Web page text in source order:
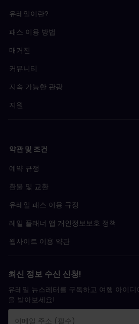
유레일이란?
패스 이용 방법
매거진
커뮤니티
지속 가능한 관광
지원
약관 및 조건
예약 규정
환불 및 교환
유레일 패스 이용 규정
레일 플래너 앱 개인정보보호 정책
웹사이트 이용 약관
최신 정보 수신 신청!
유레일 뉴스레터를 구독하고 여행 아이
을 받아보세요!